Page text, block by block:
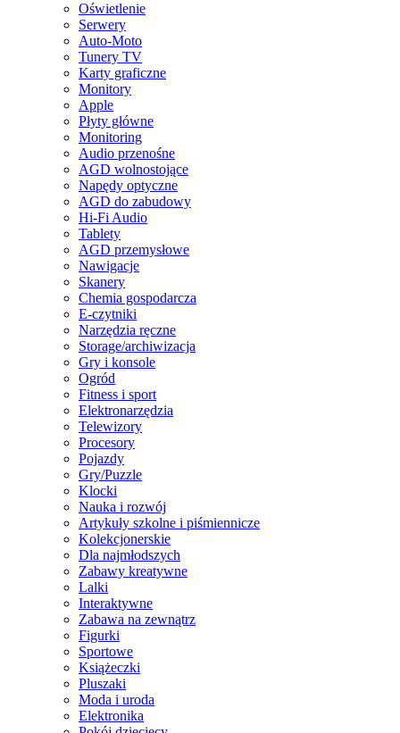
Oświetlenie
Serwery
Auto-Moto
Tunery TV
Karty graficzne
Monitory
Apple
Płyty główne
Monitoring
Audio przenośne
AGD wolnostojące
Napędy optyczne
AGD do zabudowy
Hi-Fi Audio
Tablety
AGD przemysłowe
Nawigacje
Skanery
Chemia gospodarcza
E-czytniki
Narzędzia ręczne
Storage/archiwizacja
Gry i konsole
Ogród
Fitness i sport
Elektronarzędzia
Telewizory
Procesory
Pojazdy
Gry/Puzzle
Klocki
Nauka i rozwój
Artykuły szkolne i piśmiennicze
Kolekcjonerskie
Dla najmłodszych
Zabawy kreatywne
Lalki
Interaktywne
Zabawa na zewnątrz
Figurki
Sportowe
Książeczki
Pluszaki
Moda i uroda
Elektronika